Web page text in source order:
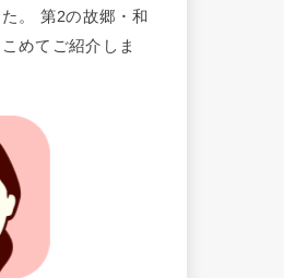
。 第2の故郷・和
めてご紹介しま